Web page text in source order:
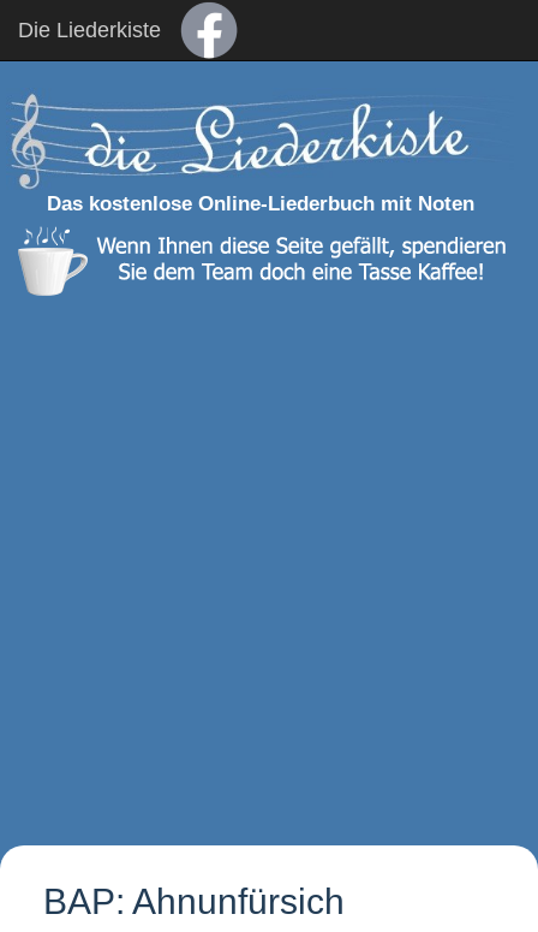
Die Liederkiste
Das kostenlose Online-Liederbuch mit Noten
BAP: Ahnunfürsich